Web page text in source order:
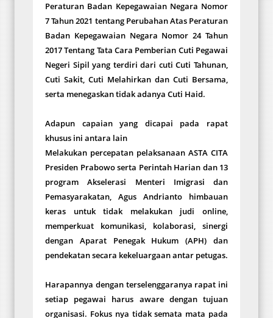
Peraturan Badan Kepegawaian Negara Nomor
7 Tahun 2021 tentang Perubahan Atas Peraturan
Badan Kepegawaian Negara Nomor 24 Tahun
2017 Tentang Tata Cara Pemberian Cuti Pegawai
Negeri Sipil yang terdiri dari cuti Cuti Tahunan,
Cuti Sakit, Cuti Melahirkan dan Cuti Bersama,
serta menegaskan tidak adanya Cuti Haid.
Adapun capaian yang dicapai pada rapat
khusus ini antara lain
Melakukan percepatan pelaksanaan ASTA CITA
Presiden Prabowo serta Perintah Harian dan 13
program Akselerasi Menteri Imigrasi dan
Pemasyarakatan, Agus Andrianto himbauan
keras untuk tidak melakukan judi online,
memperkuat komunikasi, kolaborasi, sinergi
dengan Aparat Penegak Hukum (APH) dan
pendekatan secara kekeluargaan antar petugas.
Harapannya dengan terselenggaranya rapat ini
setiap pegawai harus aware dengan tujuan
organisasi. Fokus nya tidak semata mata pada